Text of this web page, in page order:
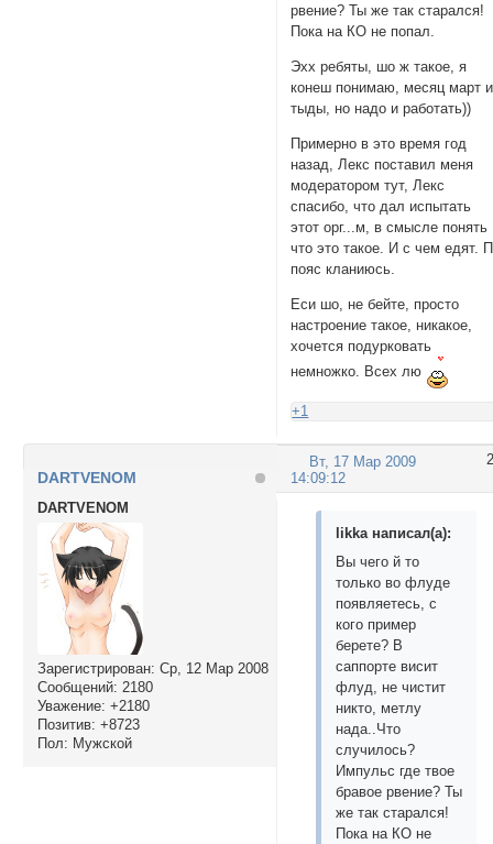
рвение? Ты же так старался!
Пока на КО не попал.
Эхх ребяты, шо ж такое, я
конеш понимаю, месяц март и
тыды, но надо и работать))
Примерно в это время год
назад, Лекс поставил меня
модератором тут, Лекс
спасибо, что дал испытать
этот орг...м, в смысле понять
что это такое. И с чем едят.
пояс кланиюсь.
Еси шо, не бейте, просто
настроение такое, никакое,
хочется подурковать
немножко. Всех лю
+1
2
Вт, 17 Мар 2009
14:09:12
DARTVENOM
DARTVENOM
Зарегистрирован: Ср, 12 Мар 2008
Сообщений: 2180
Уважение: +2180
Позитив: +8723
Пол: Мужской
likka написал(а):
Вы чего й то
только во флуде
появляетесь, с
кого пример
берете? В
саппорте висит
флуд, не чистит
никто, метлу
нада..Что
случилось?
Импульс где твое
бравое рвение? Ты
же так старался!
Пока на КО не